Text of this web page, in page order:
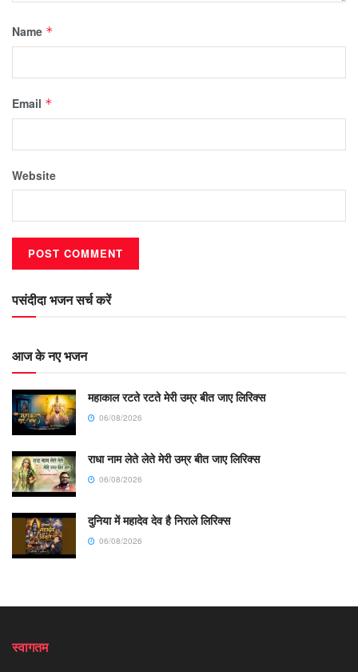
Name *
Email *
Website
पसंदीदा भजन सर्च करें
आज के नए भजन
महाकाल रटते रटते मेरी उम्र बीत जाए लिरिक्स
06/08/2026
राधा नाम लेते लेते मेरी उम्र बीत जाए लिरिक्स
06/08/2026
दुनिया में महादेव देव है निराले लिरिक्स
06/08/2026
स्वागतम